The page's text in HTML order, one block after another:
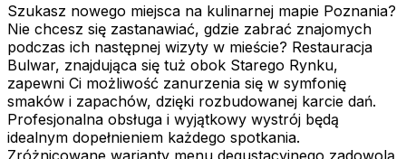
Szukasz nowego miejsca na kulinarnej mapie Poznania?
Nie chcesz się zastanawiać, gdzie zabrać znajomych
podczas ich następnej wizyty w mieście? Restauracja
Bulwar, znajdująca się tuż obok Starego Rynku,
zapewni Ci możliwość zanurzenia się w symfonię
smaków i zapachów, dzięki rozbudowanej karcie dań.
Profesjonalna obsługa i wyjątkowy wystrój będą
idealnym dopełnieniem każdego spotkania.
Zróżnicowane warianty menu degustacyjnego zadowolą